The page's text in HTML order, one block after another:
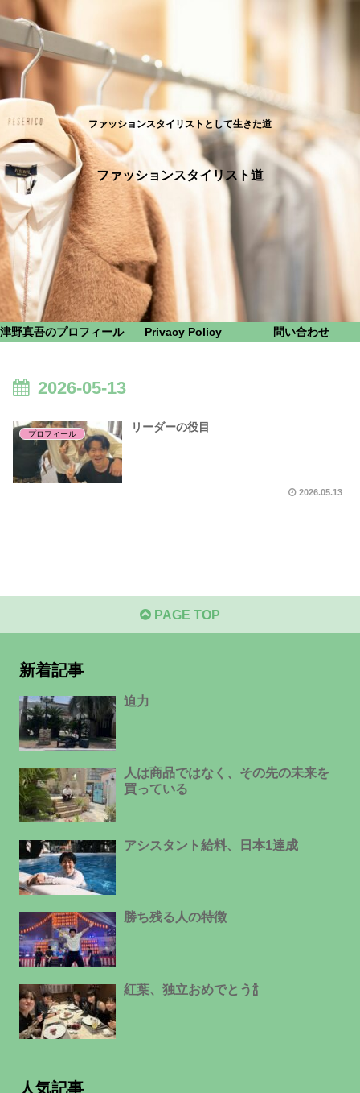
ファッションスタイリストとして生きた道
ファッションスタイリスト道
津野真吾のプロフィール Privacy Policy 問い合わせ
2026-05-13
プロフィール
リーダーの役目
2026.05.13
PAGE TOP
新着記事
迫力
人は商品ではなく、その先の未来を
買っている
アシスタント給料、日本1達成
勝ち残る人の特徴
紅葉、独立おめでとう🍾
人気記事